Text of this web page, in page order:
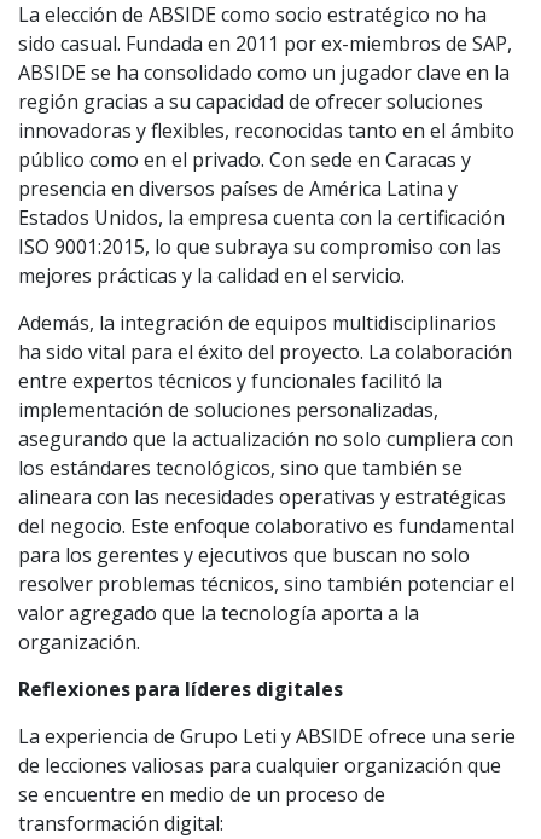
La elección de ABSIDE como socio estratégico no ha
sido casual. Fundada en 2011 por ex-miembros de SAP,
ABSIDE se ha consolidado como un jugador clave en la
región gracias a su capacidad de ofrecer soluciones
innovadoras y flexibles, reconocidas tanto en el ámbito
público como en el privado. Con sede en Caracas y
presencia en diversos países de América Latina y
Estados Unidos, la empresa cuenta con la certificación
ISO 9001:2015, lo que subraya su compromiso con las
mejores prácticas y la calidad en el servicio.
Además, la integración de equipos multidisciplinarios
ha sido vital para el éxito del proyecto. La colaboración
entre expertos técnicos y funcionales facilitó la
implementación de soluciones personalizadas,
asegurando que la actualización no solo cumpliera con
los estándares tecnológicos, sino que también se
alineara con las necesidades operativas y estratégicas
del negocio. Este enfoque colaborativo es fundamental
para los gerentes y ejecutivos que buscan no solo
resolver problemas técnicos, sino también potenciar el
valor agregado que la tecnología aporta a la
organización.
Reflexiones para líderes digitales
La experiencia de Grupo Leti y ABSIDE ofrece una serie
de lecciones valiosas para cualquier organización que
se encuentre en medio de un proceso de
transformación digital: